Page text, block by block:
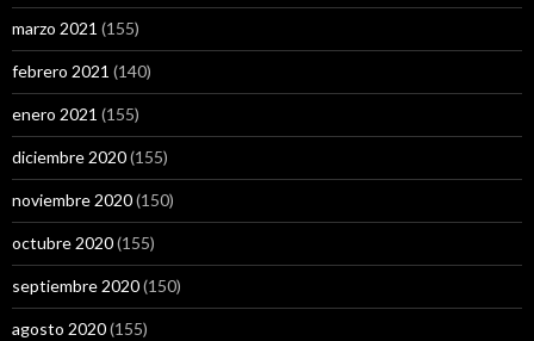
marzo 2021 (155)
febrero 2021 (140)
enero 2021 (155)
diciembre 2020(155)
noviembre 2020(150)
octubre 2020(155)
septiembre 2020(150)
agosto 2020(155)